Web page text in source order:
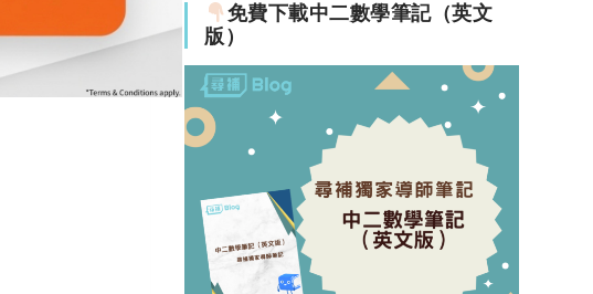
免費下載中二數學筆記（英文
版）